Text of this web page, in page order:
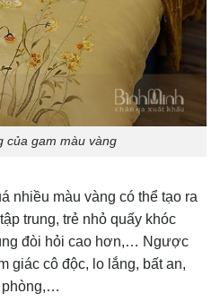
của gam màu vàng
nhiều màu vàng có thể tạo ra
trung, trẻ nhỏ quấy khóc
đòi hỏi cao hơn,… Ngược
giác cô độc, lo lắng, bất an,
phòng,…